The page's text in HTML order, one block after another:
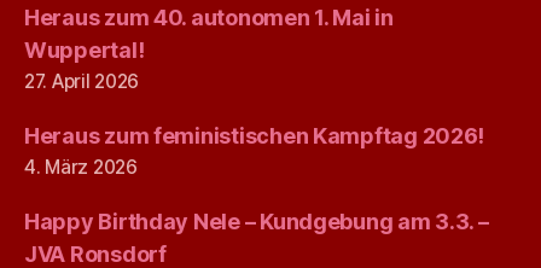
Heraus zum 40. autonomen 1. Mai in
Wuppertal!
27. April 2026
Heraus zum feministischen Kampftag 2026!
4. März 2026
Happy Birthday Nele – Kundgebung am 3.3. –
JVA Ronsdorf